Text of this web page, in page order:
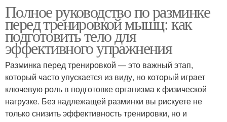
Полное руководство по разминке
перед тренировкой мышц: как
подготовить тело для
эффективного упражнения
Разминка перед тренировкой — это важный этап,
который часто упускается из виду, но который играет
ключевую роль в подготовке организма к физической
нагрузке. Без надлежащей разминки вы рискуете не
только снизить эффективность тренировки, но и